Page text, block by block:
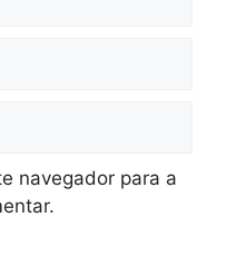
navegador para a